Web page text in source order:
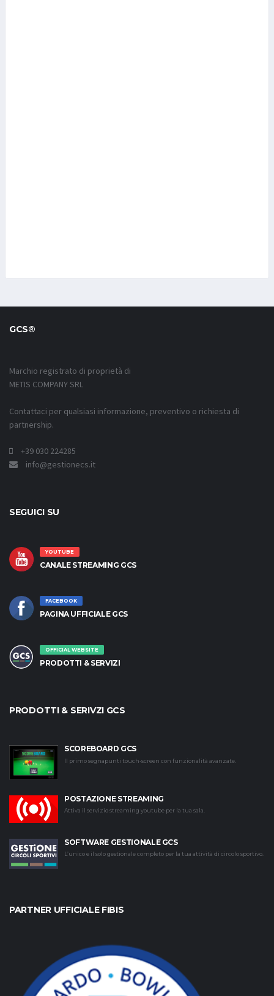
GCS®
Marchio registrato di proprietà di
METIS COMPANY SRL
Contattaci per qualsiasi informazione, preventivo o richiesta di
partnership.
+39 030 224285
info@gestionecs.it
SEGUICI SU
YOUTUBE
CANALE STREAMING GCS
FACEBOOK
PAGINA UFFICIALE GCS
OFFICIAL WEBSITE
PRODOTTI & SERVIZI
PRODOTTI & SERIVZI GCS
SCOREBOARD GCS
Il primo segnapunti touch-screen con funzionalità avanzate.
POSTAZIONE STREAMING
Attiva il servizio streaming youtube per la tua sala.
SOFTWARE GESTIONALE GCS
L’unico e il solo gestionale completo per la tua attività di circolo sportivo.
PARTNER UFFICIALE FIBIS